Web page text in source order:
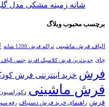
شانه زمینه مشکی مدل
برچسب محبوب وبلاگ
الیاف فرش ماشینی تراکم فرش 1200 شانه
چای جدیدترین فرش کلاسیک افرند جنس
فرش خرید اینترنتی فرش
فرش ماشینی
فرش راهنمای خرید فرش دستباف رفع